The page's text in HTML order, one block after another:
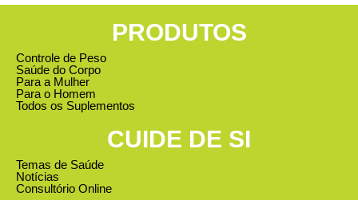
PRODUTOS
Controle de Peso
Saúde do Corpo
Para a Mulher
Para o Homem
Todos os Suplementos
CUIDE DE SI
Temas de Saúde
Notícias
Consultório Online